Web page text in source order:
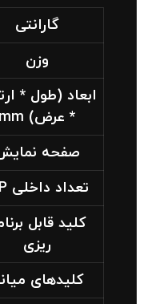
گارانتی
وزن
ابعاد (طول *
* عرض) mm
صفحه
تعداد داخلی SIP
کلید قابل
ریزی
کلیدهای